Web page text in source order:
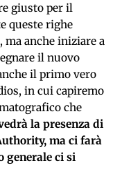
giusto per il
queste righe
ma anche iniziare a
il nuovo
il primo vero
in cui capiremo
che
la presenza di
ma ci farà
generale ci si